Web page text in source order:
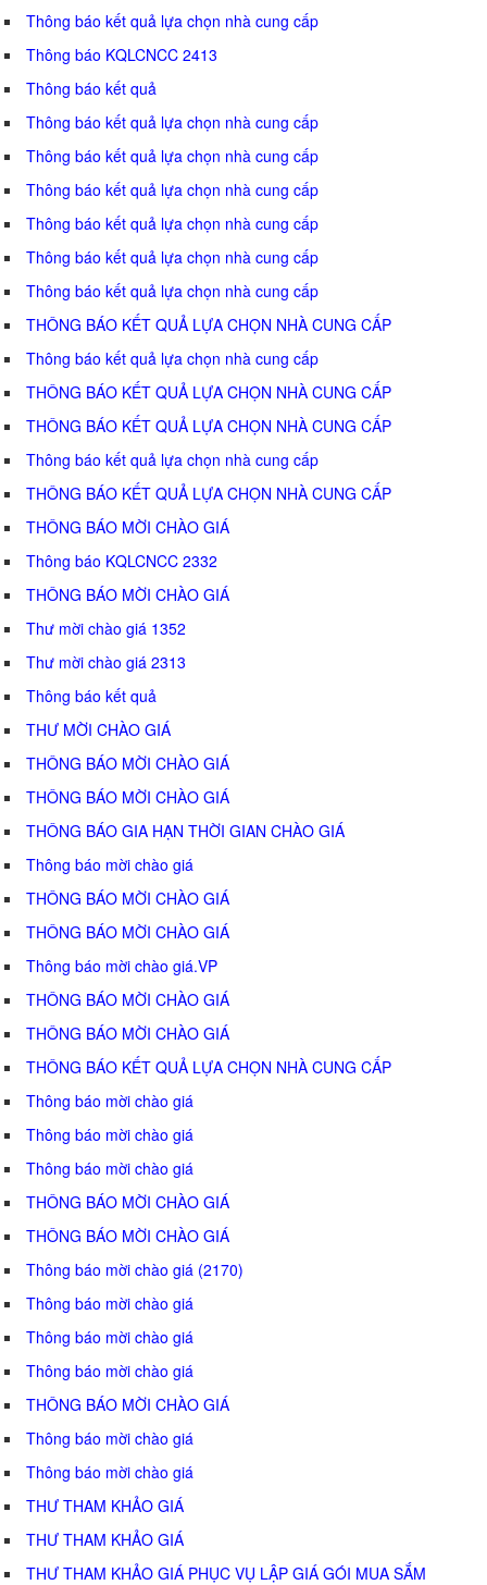
Thông báo kết quả lựa chọn nhà cung cấp
Thông báo KQLCNCC 2413
Thông báo kết quả
Thông báo kết quả lựa chọn nhà cung cấp
Thông báo kết quả lựa chọn nhà cung cấp
Thông báo kết quả lựa chọn nhà cung cấp
Thông báo kết quả lựa chọn nhà cung cấp
Thông báo kết quả lựa chọn nhà cung cấp
Thông báo kết quả lựa chọn nhà cung cấp
THÔNG BÁO KẾT QUẢ LỰA CHỌN NHÀ CUNG CẤP
Thông báo kết quả lựa chọn nhà cung cấp
THÔNG BÁO KẾT QUẢ LỰA CHỌN NHÀ CUNG CẤP
THÔNG BÁO KẾT QUẢ LỰA CHỌN NHÀ CUNG CẤP
Thông báo kết quả lựa chọn nhà cung cấp
THÔNG BÁO KẾT QUẢ LỰA CHỌN NHÀ CUNG CẤP
THÔNG BÁO MỜI CHÀO GIÁ
Thông báo KQLCNCC 2332
THÔNG BÁO MỜI CHÀO GIÁ
Thư mời chào giá 1352
Thư mời chào giá 2313
Thông báo kết quả
THƯ MỜI CHÀO GIÁ
THÔNG BÁO MỜI CHÀO GIÁ
THÔNG BÁO MỜI CHÀO GIÁ
THÔNG BÁO GIA HẠN THỜI GIAN CHÀO GIÁ
Thông báo mời chào giá
THÔNG BÁO MỜI CHÀO GIÁ
THÔNG BÁO MỜI CHÀO GIÁ
Thông báo mời chào giá.VP
THÔNG BÁO MỜI CHÀO GIÁ
THÔNG BÁO MỜI CHÀO GIÁ
THÔNG BÁO KẾT QUẢ LỰA CHỌN NHÀ CUNG CẤP
Thông báo mời chào giá
Thông báo mời chào giá
Thông báo mời chào giá
THÔNG BÁO MỜI CHÀO GIÁ
THÔNG BÁO MỜI CHÀO GIÁ
Thông báo mời chào giá (2170)
Thông báo mời chào giá
Thông báo mời chào giá
Thông báo mời chào giá
THÔNG BÁO MỜI CHÀO GIÁ
Thông báo mời chào giá
Thông báo mời chào giá
THƯ THAM KHẢO GIÁ
THƯ THAM KHẢO GIÁ
THƯ THAM KHẢO GIÁ PHỤC VỤ LẬP GIÁ GÓI MUA SẮM